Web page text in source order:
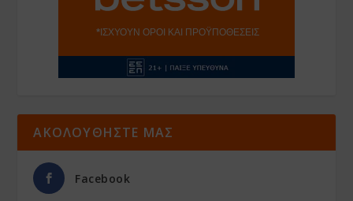
ΑΚΟΛΟΥΘΗΣΤΕ ΜΑΣ
Facebook